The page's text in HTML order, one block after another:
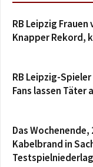
RB Leipzig Frauen
Knapper Rekord,
RB Leipzig-
Fans lassen Täter
Das
Kabelbrand in